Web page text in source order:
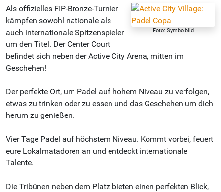
Foto: Symbolbild
Als offizielles FIP-Bronze-Turnier
kämpfen sowohl nationale als
auch internationale Spitzenspieler
um den Titel. Der Center Court
befindet sich neben der Active City Arena, mitten im
Geschehen!
Der perfekte Ort, um Padel auf hohem Niveau zu verfolgen,
etwas zu trinken oder zu essen und das Geschehen um dich
herum zu genießen.
Vier Tage Padel auf höchstem Niveau. Kommt vorbei, feuert
eure Lokalmatadoren an und entdeckt internationale
Talente.
Die Tribünen neben dem Platz bieten einen perfekten Blick,